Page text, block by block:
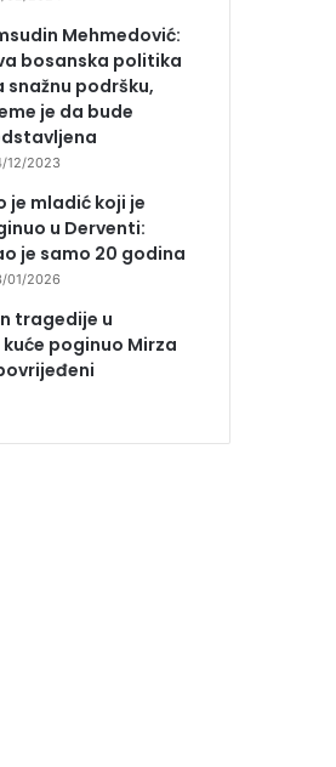
Mehmedović:
bosanska politika
snažnu podršku,
je da bude
12/2023
je mladić koji je
u Derventi:
je samo 20 godina
01/2026
tragedije u
kuće poginuo Mirza